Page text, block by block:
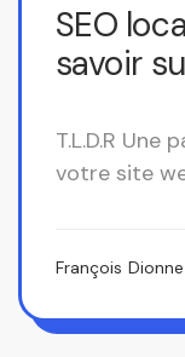
SEO
savoir
T.L.D.R Une
votre site
François Dionne